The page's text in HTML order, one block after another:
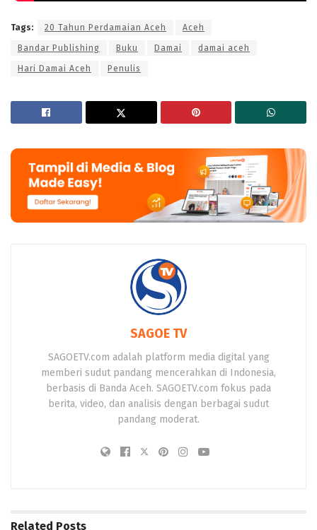
Tags: 20 Tahun Perdamaian Aceh Aceh
Bandar Publishing Buku Damai damai aceh
Hari Damai Aceh Penulis
SAGOE TV
SAGOETV.com adalah platform media digital yang
memberi sudut pandang mencerahkan di Indonesia,
berbasis di Banda Aceh. SAGOETV.com fokus pada
berita, video, dan analisis dengan berbagai sudut
pandang moderat.
Related Posts